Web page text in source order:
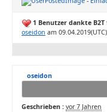
1 Benutzer dankte
oseidon am 09.04.2019(UTC)
oseidon
Geschrieben : vor 7 Jahren